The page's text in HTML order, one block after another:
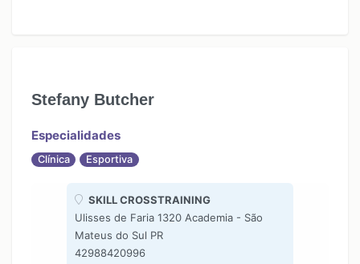
Stefany Butcher
Especialidades
Clínica Esportiva
SKILL CROSSTRAINING
Ulisses de Faria 1320 Academia - São
Mateus do Sul PR
42988420996